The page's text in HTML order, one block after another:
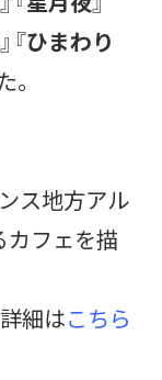
』『ひまわり
ス地方アル
カフェを描
細はこちら